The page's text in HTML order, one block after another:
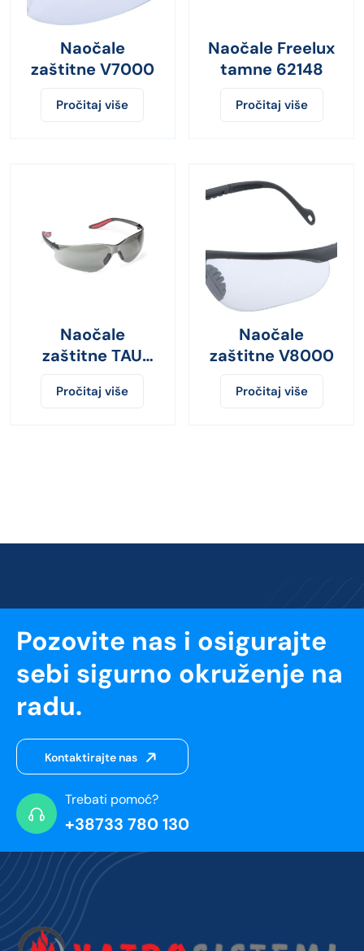
Naočale
zaštitne V7000
Pročitaj više
Naočale Freelux
tamne 62148
Pročitaj više
Naočale
zaštitne TAU
tamne
Pročitaj više
Naočale
zaštitne V8000
Pročitaj više
Pozovite nas i osigurajte
sebi sigurno okruženje na
radu.
Kontaktirajte nas
Trebati pomoć?
+38733 780 130